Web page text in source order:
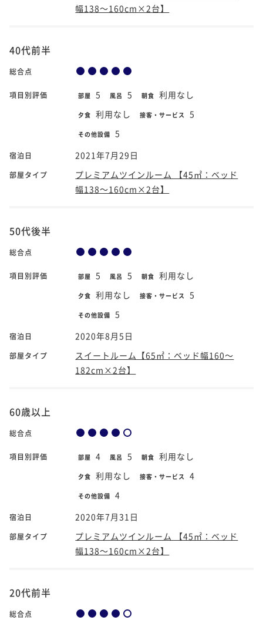
幅138～160cm×2台】
40代前半
総合点
項目別評価 部屋 5 風呂 5 朝食 利用なし
夕食 利用なし 接客・サービス 5
その他設備 5
宿泊日 2021年7月29日
部屋タイプ
プレミアムツインルーム 【45㎡：ベッド
幅138～160cm×2台】
50代後半
総合点
項目別評価 部屋 5 風呂 5 朝食 利用なし
夕食 利用なし 接客・サービス 5
その他設備 5
宿泊日 2020年8月5日
部屋タイプ
スイートルーム【65㎡：ベッド幅160～
182cm×2台】
60歳以上
総合点
項目別評価 部屋 4 風呂 5 朝食 利用なし
夕食 利用なし 接客・サービス 4
その他設備 4
宿泊日 2020年7月31日
部屋タイプ
プレミアムツインルーム 【45㎡：ベッド
幅138～160cm×2台】
20代前半
総合点